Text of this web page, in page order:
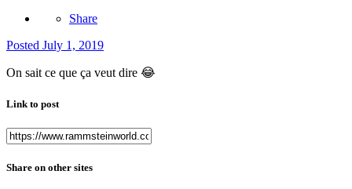
Share
Posted July 1, 2019
On sait ce que ça veut dire 😂
Link to post
Share on other sites